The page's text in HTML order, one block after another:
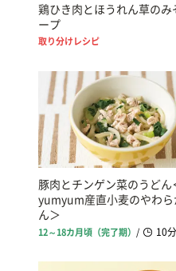
鶏ひき肉とほうれん草のみ
ープ
取り分けレシピ
豚肉とチンゲン菜のうどん
yumyum産直小麦のやわら
ん＞
12～18カ月頃（完了期） / 10